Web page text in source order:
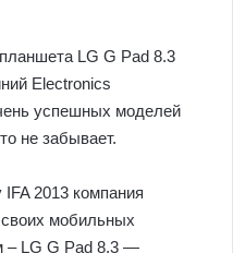
Electronics
успешных моделей
не забывает.
2013 компания
мобильных
– LG G Pad 8.3 —